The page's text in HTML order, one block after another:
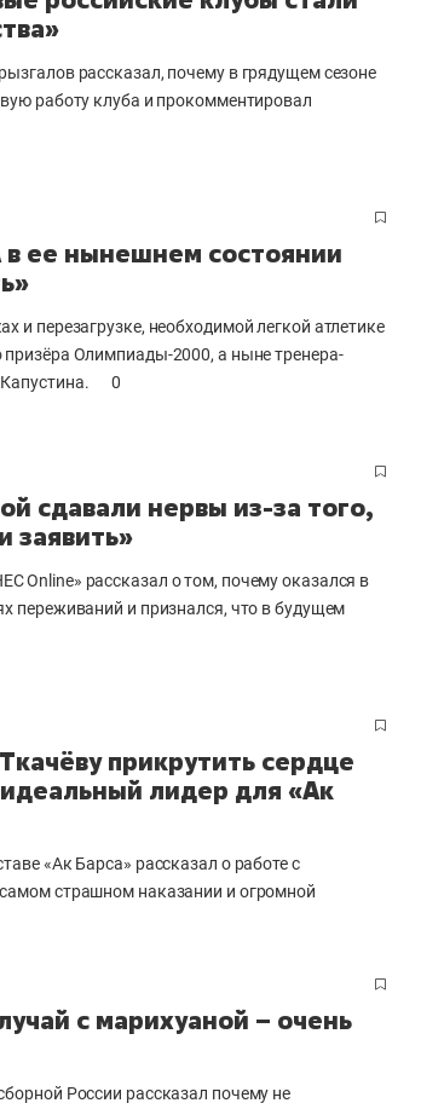
рассказал, почему в грядущем сезоне
работу клуба и прокомментировал
ее нынешнем состоянии
и перезагрузке, необходимой легкой атлетике
призёра Олимпиады-2000, а ныне тренера-
0
сдавали нервы из-за того,
заявить»
Online» рассказал о том, почему оказался в
переживаний и признался, что в будущем
прикрутить сердце
лидер для «Ак
«Ак Барса» рассказал о работе с
страшном наказании и огромной
с марихуаной – очень
России рассказал почему не